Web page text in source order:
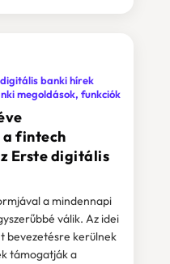
a fintech
Erste digitális
banki hírek
megoldások, funkciók
a mindennapi
válik. Az idei
bevezetésre kerülnek
támogatják a